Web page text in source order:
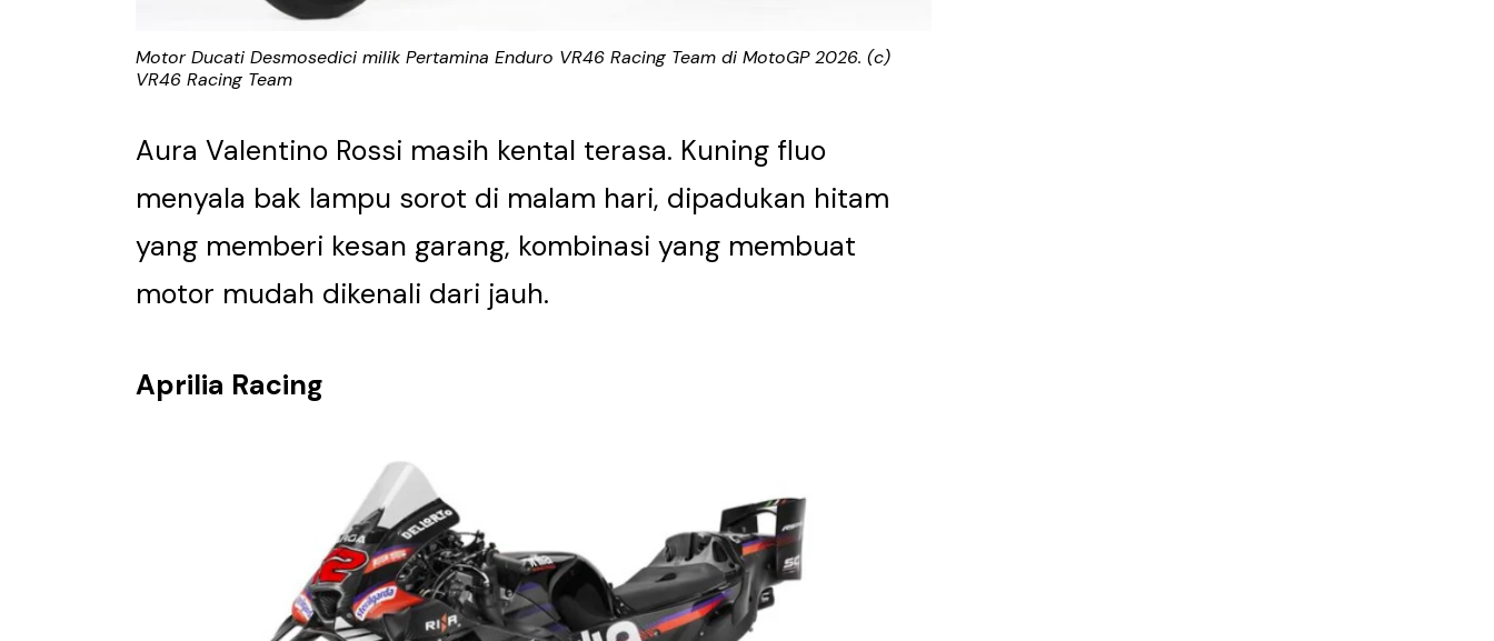
Motor Ducati Desmosedici milik Pertamina Enduro VR46 Racing Team di MotoGP 2026. (c)
VR46 Racing Team
Aura Valentino Rossi masih kental terasa. Kuning fluo
menyala bak lampu sorot di malam hari, dipadukan hitam
yang memberi kesan garang, kombinasi yang membuat
motor mudah dikenali dari jauh.
Aprilia Racing